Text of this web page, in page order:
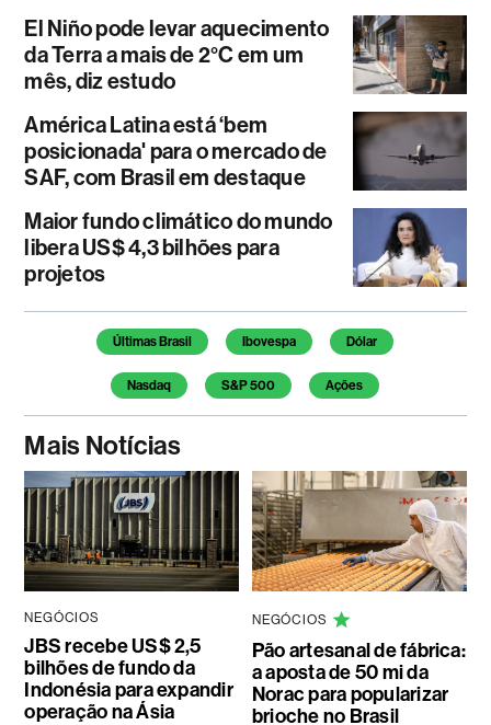
El Niño pode levar aquecimento
da Terra a mais de 2°C em um
mês, diz estudo
América Latina está ‘bem
posicionada' para o mercado de
SAF, com Brasil em destaque
Maior fundo climático do mundo
libera US$ 4,3 bilhões para
projetos
Temas deste artigo
Últimas Brasil Ibovespa Dólar
Nasdaq S&P 500 Ações
Mais Notícias
NEGÓCIOS
JBS recebe US$ 2,5
bilhões de fundo da
Indonésia para expandir
operação na Ásia
NEGÓCIOS
Pão artesanal de fábrica:
a aposta de 50 mi da
Norac para popularizar
brioche no Brasil